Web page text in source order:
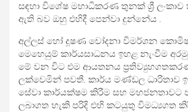
සඳහා විශේෂ මහාධිකරණ තුනක් ශ්‍රී ලංකාව
ඇති බව ඔහු එහිදී පෙන්වා දුන්නේය .
අල්ලස් හෝ දූෂණ චෝදනා විමර්ශන
මෙහෙයුම් කාර්යසාධනය ඉහළ නැංවීම
මේ වන විට එම ආයතනය
ලක්වෙමින් පවතී. කාර්ය මණ්ඩල ධාරිතාව
සේවා කාර්යක්ෂම කිරීම සහ මහජනතාවට
ලබාගත හැකි පරිදි එහි කටයුතු විමධ්‍යගත